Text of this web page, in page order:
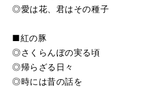
◎愛は花、君はその種子
■紅の豚
◎さくらんぼの実る頃
◎帰らざる日々
◎時には昔の話を